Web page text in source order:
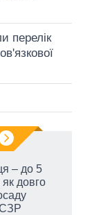
перелік
– до 5
як довго
СЗР